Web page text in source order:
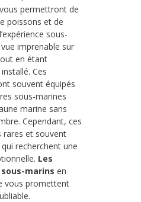
permettront de
poissons et de
sous-
imprenable sur
en étant
Ces
souvent équipés
sous-marines
marine sans
Cependant, ces
rares et souvent
recherchent une
Les
marins en
vous promettent